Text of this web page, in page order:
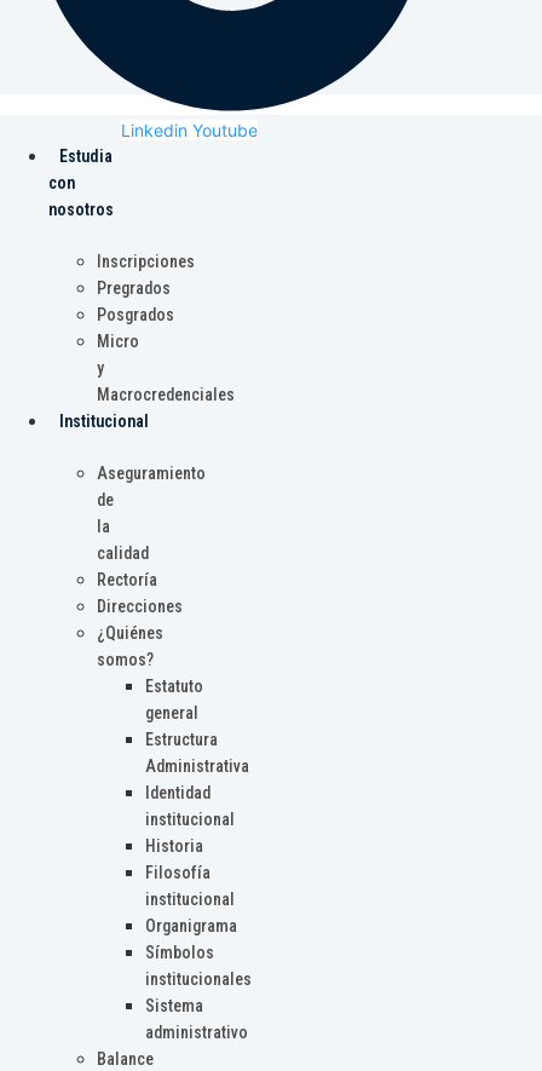
Linkedin Youtube
Estudia
con
nosotros
Inscripciones
Pregrados
Posgrados
Micro
y
Macrocredenciales
Institucional
Aseguramiento
de
la
calidad
Rectoría
Direcciones
¿Quiénes
somos?
Estatuto
general
Estructura
Administrativa
Identidad
institucional
Historia
Filosofía
institucional
Organigrama
Símbolos
institucionales
Sistema
administrativo
Balance